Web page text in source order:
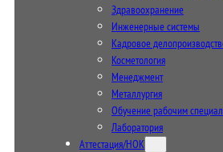
Здравоохранение
Инженерные системы
Кадровое
Косметология
Менеджмент
Металлургия
Обучение рабочим
Лаборатория
Аттестация/НОК